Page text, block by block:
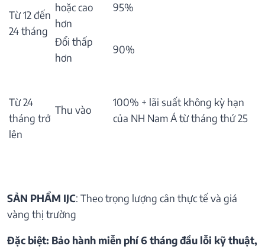
Từ 12 đến
24 tháng
hoặc cao
hơn
95%
Đổi thấp
hơn
90%
Từ 24
tháng trở
lên
Thu vào
100% + lãi suất không kỳ hạn
của NH Nam Á từ tháng thứ 25
SẢN PHẨM IJC: Theo trọng lượng cân thực tế và giá
vàng thị trường
Đặc biệt: Bảo hành miễn phí 6 tháng đầu lỗi kỹ thuật,